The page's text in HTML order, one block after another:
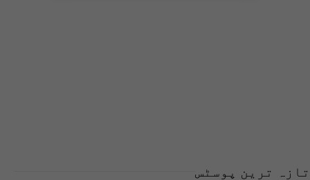
تازہ ترین پوسٹس